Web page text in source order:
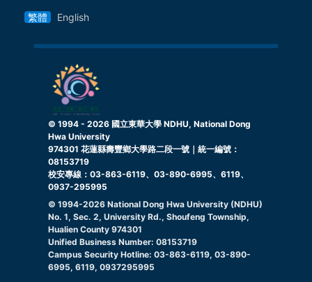
繁體 English
© 1994 - 2026 國立東華大學 NDHU, National Dong
Hwa University
974301 花蓮縣壽豐鄉大學路二段一號｜統一編號：
08153719
校安專線：03-863-6119、03-890-6995、6119、
0937-295995
© 1994-2026 National Dong Hwa University (NDHU)
No. 1, Sec. 2, University Rd., Shoufeng Township,
Hualien County 974301
Unified Business Number: 08153719
Campus Security Hotline: 03-863-6119, 03-890-
6995, 6119, 0937295995